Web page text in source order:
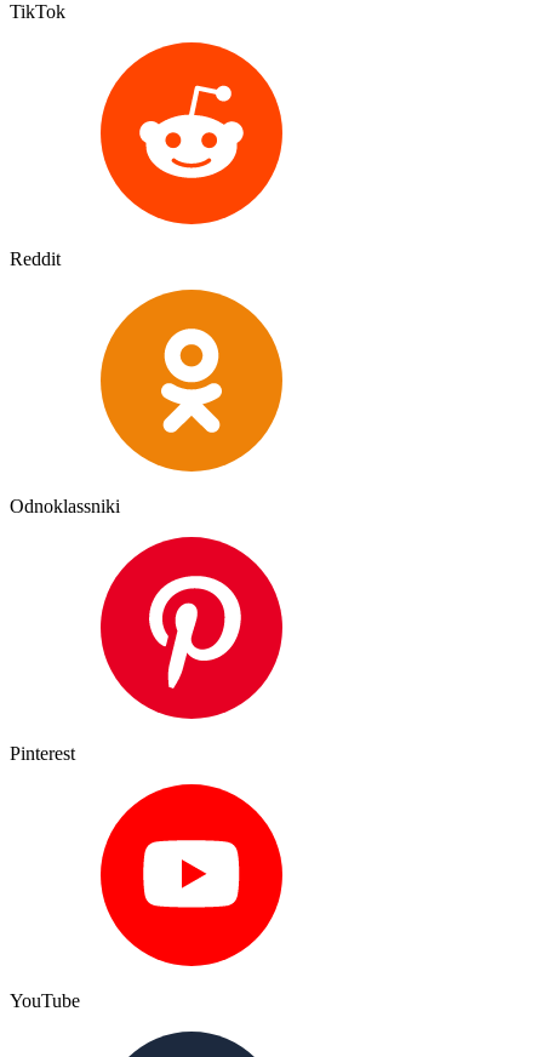
TikTok
Reddit
Odnoklassniki
Pinterest
YouTube